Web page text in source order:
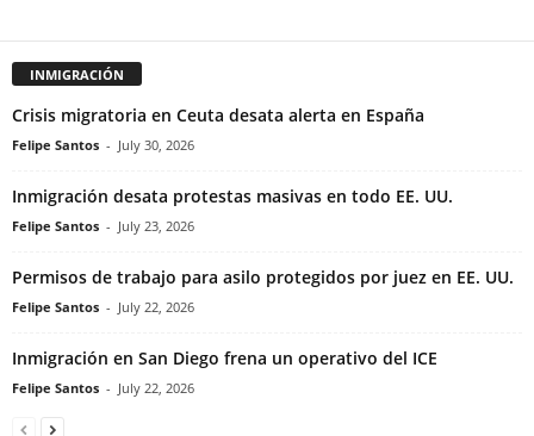
INMIGRACIÓN
Crisis migratoria en Ceuta desata alerta en España
Felipe Santos - July 30, 2026
Inmigración desata protestas masivas en todo EE. UU.
Felipe Santos - July 23, 2026
Permisos de trabajo para asilo protegidos por juez en EE. UU.
Felipe Santos - July 22, 2026
Inmigración en San Diego frena un operativo del ICE
Felipe Santos - July 22, 2026